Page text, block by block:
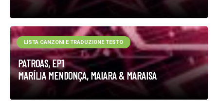
PATROAS, EP1
MARÍLIA MENDONÇA, MAIARA & MARAISA
LISTA CANZONI E TRADUZIONE TESTO